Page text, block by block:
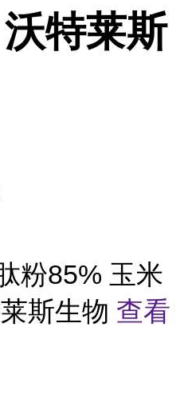
特莱斯
粉85% 玉米
斯生物 查看